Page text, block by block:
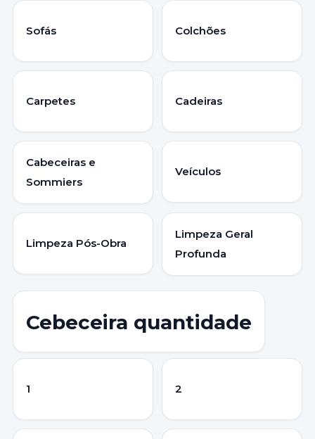
Sofás Colchões
Carpetes Cadeiras
Cabeceiras e
Sommiers
Veículos
Limpeza Pós-Obra
Limpeza Geral
Profunda
Cebeceira quantidade
1 2